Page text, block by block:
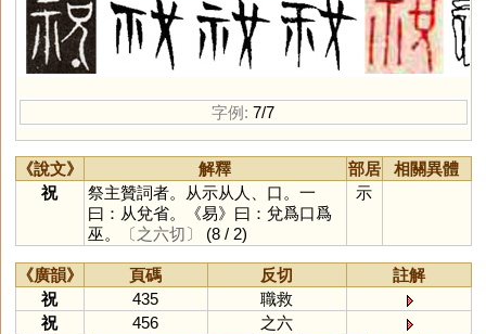
字例: 7/7
《說文》 解釋 部居
相關異體
祝
祭主贊詞者。从示从人、口。一
曰：从兌省。《易》曰：兌爲口爲
巫。
〔之六切〕 (8 / 2)
示
《廣韻》 頁碼 反切
註解
祝
435
職救
祝
456
之六